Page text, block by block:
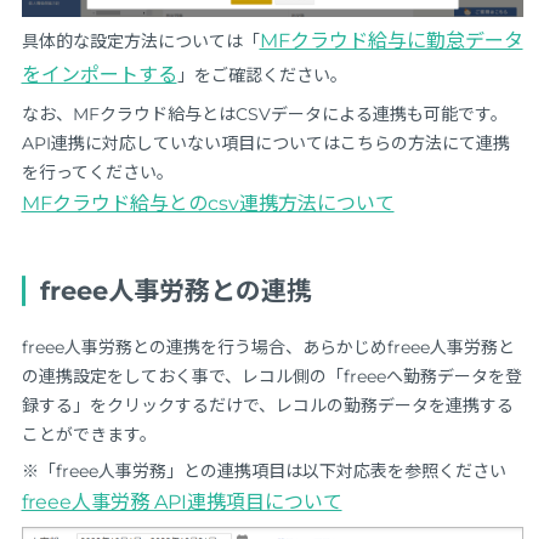
具体的な設定方法については「MFクラウド給与に勤怠データ
をインポートする 」をご確認ください。
なお、MFクラウド給与とはCSVデータによる連携も可能です。
API連携に対応していない項目についてはこちらの方法にて連携
を行ってください。
MFクラウド給与とのcsv連携方法について
freee人事労務との連携
freee人事労務との連携を行う場合、あらかじめfreee人事労務と
の連携設定をしておく事で、レコル側の「freeeへ勤務データを登
録する」をクリックするだけで、レコルの勤務データを連携する
ことができます。
※「freee人事労務」との連携項目は以下対応表を参照ください
freee人事労務 API連携項目について